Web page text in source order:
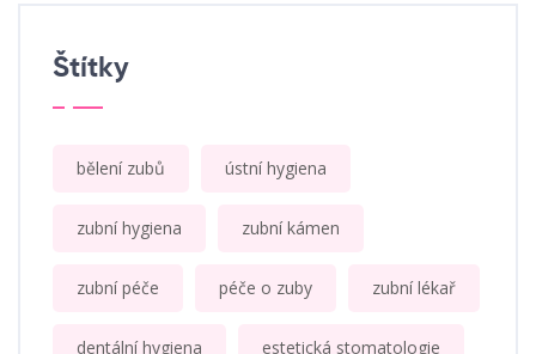
Štítky
bělení zubů ústní hygiena
zubní hygiena zubní kámen
zubní péče péče o zuby zubní lékař
dentální hygiena estetická stomatologie